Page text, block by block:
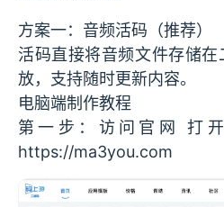
方案一：音频活码（推荐）
活码直接将音频文件存储
放，支持随时更新内容。
电脑端制作教程
第一步：访问官网 打
https://ma3you.com